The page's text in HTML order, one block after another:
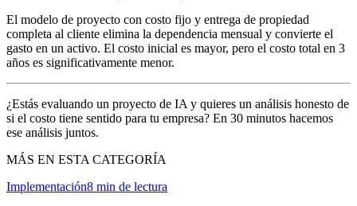
El modelo de proyecto con costo fijo y entrega de propiedad
completa al cliente elimina la dependencia mensual y convierte el
gasto en un activo. El costo inicial es mayor, pero el costo total en 3
años es significativamente menor.
¿Estás evaluando un proyecto de IA y quieres un análisis honesto de
si el costo tiene sentido para tu empresa? En 30 minutos hacemos
ese análisis juntos.
MÁS EN ESTA CATEGORÍA
Implementación8 min de lectura